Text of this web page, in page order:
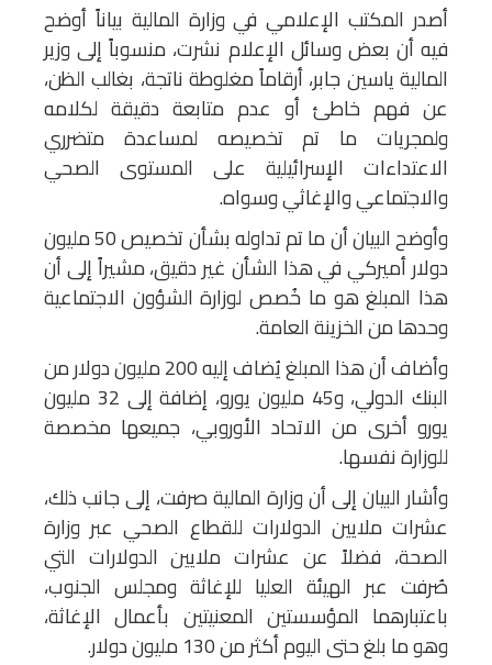
أصدر المكتب الإعلامي في وزارة المالية بياناً أوضح
فيه أن بعض وسائل الإعلام نشرت، منسوباً إلى وزير
المالية ياسين جابر، أرقاماً مغلوطة ناتجة، بغالب الظن،
عن فهم خاطئ أو عدم متابعة دقيقة لكلامه
ولمجريات ما تم تخصيصه لمساعدة متضرري
الاعتداءات الإسرائيلية على المستوى الصحي
والاجتماعي والإغاثي وسواه.
وأوضح البيان أن ما تم تداوله بشأن تخصيص 50 مليون
دولار أميركي في هذا الشأن غير دقيق، مشيراً إلى أن
هذا المبلغ هو ما خُصص لوزارة الشؤون الاجتماعية
وحدها من الخزينة العامة.
وأضاف أن هذا المبلغ يُضاف إليه 200 مليون دولار من
البنك الدولي، و45 مليون يورو، إضافة إلى 32 مليون
يورو أخرى من الاتحاد الأوروبي، جميعها مخصصة
للوزارة نفسها.
وأشار البيان إلى أن وزارة المالية صرفت، إلى جانب ذلك،
عشرات ملايين الدولارات للقطاع الصحي عبر وزارة
الصحة، فضلاً عن عشرات ملايين الدولارات التي
صُرفت عبر الهيئة العليا للإغاثة ومجلس الجنوب،
باعتبارهما المؤسستين المعنيتين بأعمال الإغاثة،
وهو ما بلغ حتى اليوم أكثر من 130 مليون دولار.